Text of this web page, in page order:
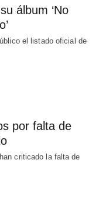
álbum ‘No
el listado oficial de
por falta de
criticado la falta de